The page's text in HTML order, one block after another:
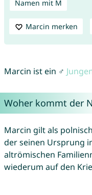
Namen mit M
Marcin merken
Marcin ist ein ♂
Woher kommt der
Marcin gilt als
der seinen Ursprung
altrömischen
wiederum auf den